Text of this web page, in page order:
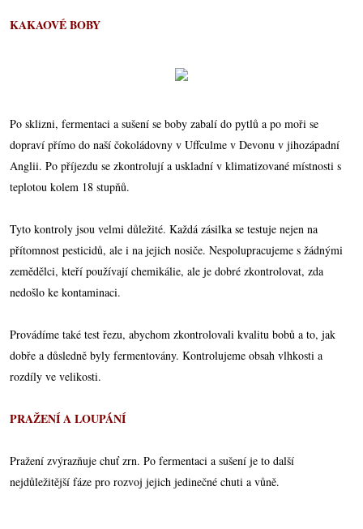
KAKAOVÉ BOBY
Po sklizni, fermentaci a sušení se boby zabalí do pytlů a po moři se
dopraví přímo do naší čokoládovny v Uffculme v Devonu v jihozápadní
Anglii. Po příjezdu se zkontrolují a uskladní v klimatizované místnosti s
teplotou kolem 18 stupňů.
Tyto kontroly jsou velmi důležité. Každá zásilka se testuje nejen na
přítomnost pesticidů, ale i na jejich nosiče. Nespolupracujeme s žádnými
zemědělci, kteří používají chemikálie, ale je dobré zkontrolovat, zda
nedošlo ke kontaminaci.
Provádíme také test řezu, abychom zkontrolovali kvalitu bobů a to, jak
dobře a důsledně byly fermentovány. Kontrolujeme obsah vlhkosti a
rozdíly ve velikosti.
PRAŽENÍ A LOUPÁNÍ
Pražení zvýrazňuje chuť zrn. Po fermentaci a sušení je to další
nejdůležitější fáze pro rozvoj jejich jedinečné chuti a vůně.